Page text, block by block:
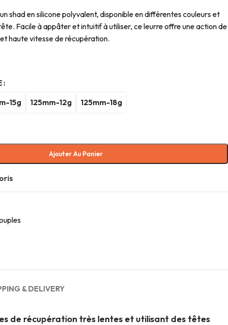
shad en silicone polyvalent, disponible en différentes couleurs et
Facile à appâter et intuitif à utiliser, ce leurre offre une action de
haute vitesse de récupération.
15g 125mm-12g 125mm-18g
Ajouter Au Panier
& DELIVERY
de récupération très lentes et utilisant des têtes